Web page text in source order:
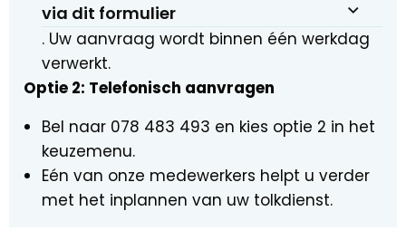
via dit formulier
. Uw aanvraag wordt binnen één werkdag
verwerkt.
Optie 2: Telefonisch aanvragen
Bel naar 078 483 493 en kies optie 2 in het
keuzemenu.
Eén van onze medewerkers helpt u verder
met het inplannen van uw tolkdienst.